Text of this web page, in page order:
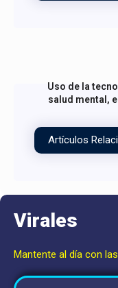
Uso de la
salud mental,
Artículos
Virales
Mantente al día con